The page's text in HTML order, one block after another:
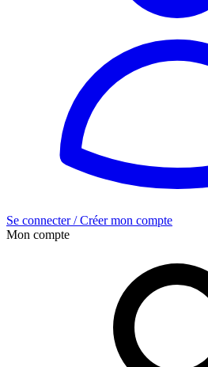
Se connecter / Créer mon compte
Mon compte